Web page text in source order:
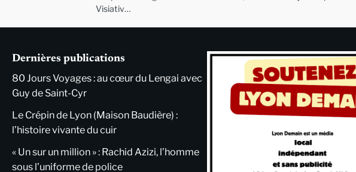
Visiativ…
Dernières publications
80 Jours Voyages : au cœur du Lengai avec
Guy de Saint-Cyr
Le Crépin de Lyon (Maison Baudière) :
l’histoire vivante du cuir
« Un sur un million » : Rachid Azizi, l’homme
sous l’uniforme de police